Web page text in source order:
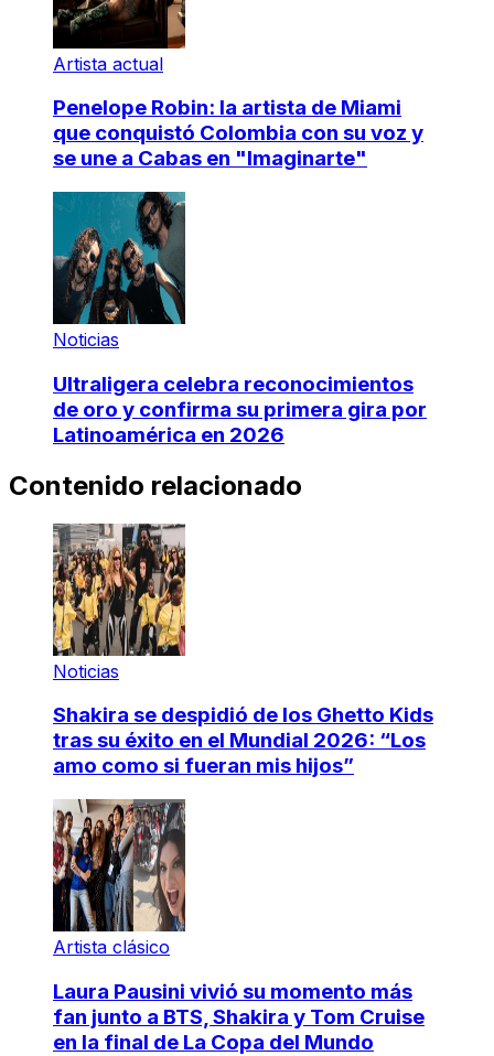
Artista actual
Penelope Robin: la artista de Miami
que conquistó Colombia con su voz y
se une a Cabas en "Imaginarte"
Noticias
Ultraligera celebra reconocimientos
de oro y confirma su primera gira por
Latinoamérica en 2026
Contenido relacionado
Noticias
Shakira se despidió de los Ghetto Kids
tras su éxito en el Mundial 2026: “Los
amo como si fueran mis hijos”
Artista clásico
Laura Pausini vivió su momento más
fan junto a BTS, Shakira y Tom Cruise
en la final de La Copa del Mundo